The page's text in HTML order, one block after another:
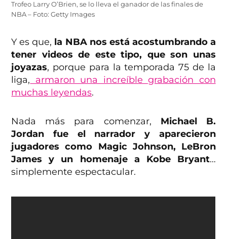
Trofeo Larry O’Brien, se lo lleva el ganador de las finales de
NBA – Foto: Getty Images
Y es que, la NBA nos está acostumbrando a
tener videos de este tipo, que son unas
joyazas, porque para la temporada 75 de la
liga, armaron una increíble grabación con
muchas leyendas.
Nada más para comenzar, Michael B.
Jordan fue el narrador y aparecieron
jugadores como Magic Johnson, LeBron
James y un homenaje a Kobe Bryant…
simplemente espectacular.